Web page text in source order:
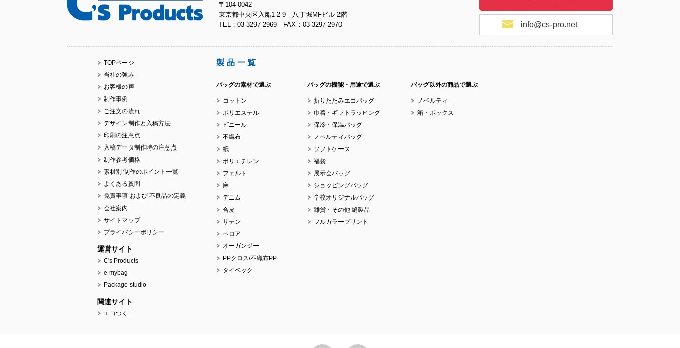
〒104-0042
東京都中央区入船1-2-9 八丁堀MFビル 2階
TEL：03-3297-2969 FAX：03-3297-2970
info@cs-pro.net
TOPページ
当社の強み
お客様の声
制作事例
ご注文の流れ
デザイン制作と入稿方法
印刷の注意点
入稿データ制作時の注意点
制作参考価格
素材別 制作のポイント一覧
よくある質問
免責事項 および 不良品の定義
会社案内
サイトマップ
プライバシーポリシー
運営サイト
C's Products
e-mybag
Package studio
関連サイト
エコつく
製品一覧
バッグの素材で選ぶ
コットン
ポリエステル
ビニール
不織布
紙
ポリエチレン
フェルト
麻
デニム
合皮
サテン
ベロア
オーガンジー
PPクロス/不織布PP
タイベック
バッグの機能・用途で選ぶ
折りたたみエコバッグ
巾着・ギフトラッピング
保冷・保温バッグ
ノベルティバッグ
ソフトケース
福袋
展示会バッグ
ショッピングバッグ
学校オリジナルバッグ
雑貨・その他 縫製品
フルカラープリント
バッグ以外の商品で選ぶ
ノベルティ
箱・ボックス